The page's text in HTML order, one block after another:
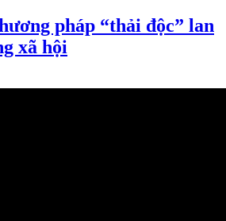
pháp “thải độc” lan
xã hội